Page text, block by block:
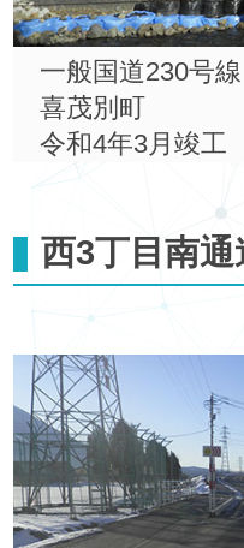
一般国道230号線
喜茂別町
令和4年3月竣工
西3丁目南